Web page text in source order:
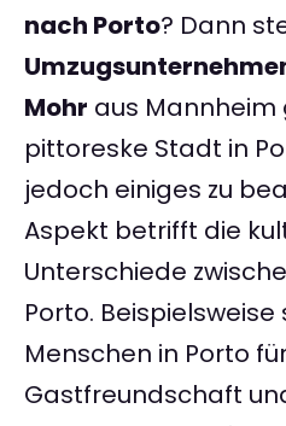
nach Porto? Dann
Mohr aus Mannheim
pittoreske Stadt in
jedoch einiges zu
Aspekt betrifft die
Unterschiede
Porto. Beispielsweise
Menschen in Porto
Gastfreundschaft